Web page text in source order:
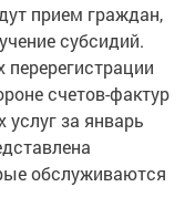
прием граждан,
субсидий.
счетов-фактур
за январь
обслуживаются